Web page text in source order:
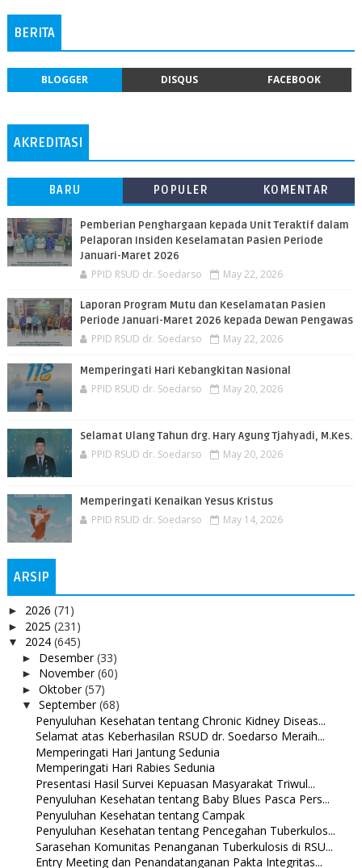
BERITA
BLOGGER DISQUS FACEBOOK
AKREDITASI
BARU POPULER KOMENTAR
Pemberian Penghargaan kepada Unit Teraktif dalam
Pelaporan Insiden Keselamatan Pasien Periode
Januari-Maret 2026
PPID RSUD dr. Soedarso May 22, 2026
Laporan Program Mutu dan Keselamatan Pasien
Periode Januari-Maret 2026 kepada Dewan Pengawas
PPID RSUD dr. Soedarso May 22, 2026
Memperingati Hari Kebangkitan Nasional
PPID RSUD dr. Soedarso May 20, 2026
Selamat Ulang Tahun drg. Hary Agung Tjahyadi, M.Kes.
PPID RSUD dr. Soedarso May 20, 2026
Memperingati Kenaikan Yesus Kristus
PPID RSUD dr. Soedarso May 14, 2026
ARSIP
► 2026 (71)
► 2025 (231)
▼ 2024 (645)
► Desember(33)
► November(60)
► Oktober(57)
▼ September(68)
Penyuluhan Kesehatan tentang Chronic Kidney Diseas...
Selamat atas Keberhasilan RSUD dr. Soedarso Meraih...
Memperingati Hari Jantung Sedunia
Memperingati Hari Rabies Sedunia
Presentasi Hasil Survei Kepuasan Masyarakat Triwul...
Penyuluhan Kesehatan tentang Baby Blues Pasca Pers...
Penyuluhan Kesehatan tentang Campak
Penyuluhan Kesehatan tentang Pencegahan Tuberkulos...
Sarasehan Komunitas Penanganan Tuberkulosis di RSU...
Entry Meeting dan Penandatanganan Pakta Integritas...